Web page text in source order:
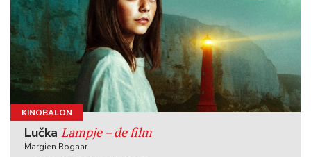
KINOBALON
Lučka Lampje – de film
Margien Rogaar